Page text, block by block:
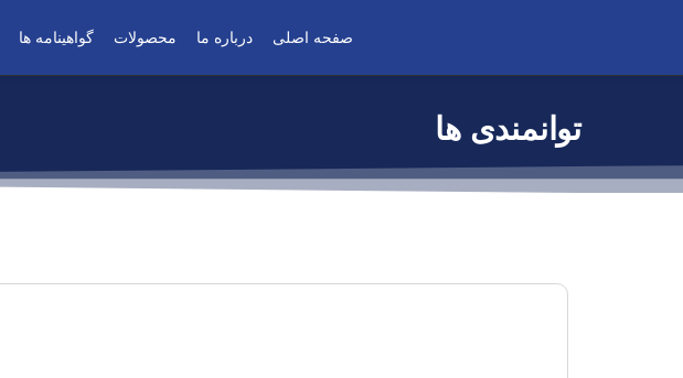
صفحه اصلی درباره ما محصولات گواهینامه ها
توانمندی ها